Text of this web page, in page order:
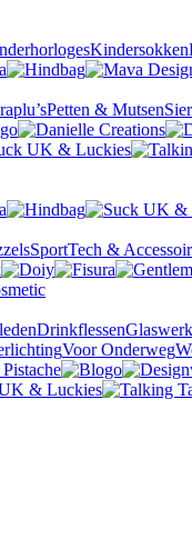
Kindersokken
Petten & Mutsen
SportTech &
DrinkflessenGlaswerk
Voor Onderweg